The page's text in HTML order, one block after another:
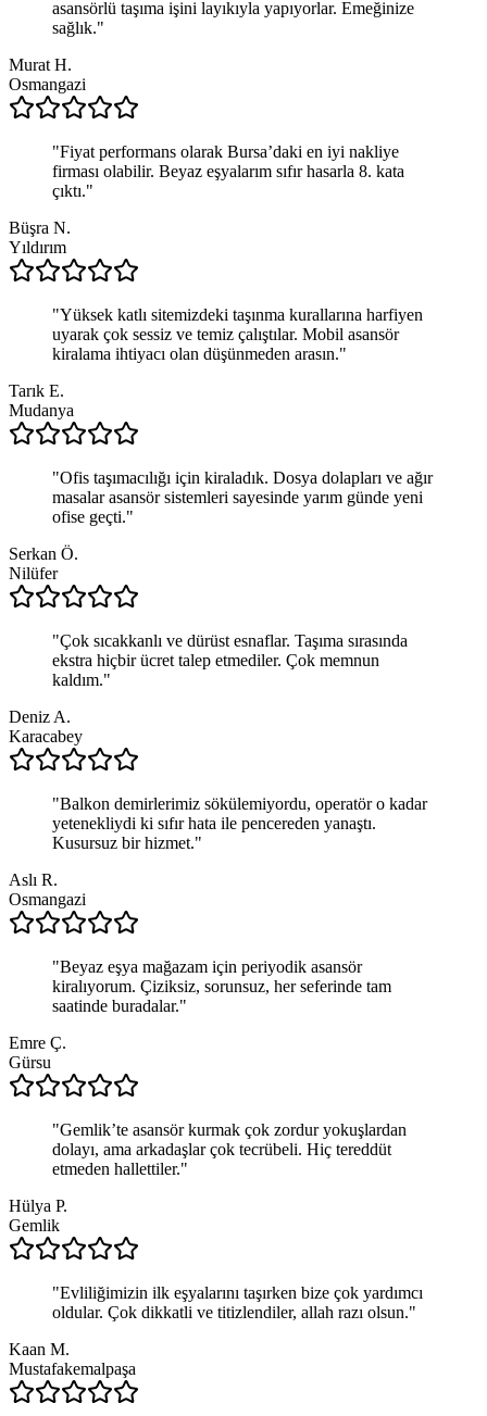
asansörlü taşıma işini layıkıyla yapıyorlar. Emeğinize
sağlık."
Murat H.
Osmangazi
"Fiyat performans olarak Bursa’daki en iyi nakliye
firması olabilir. Beyaz eşyalarım sıfır hasarla 8. kata
çıktı."
Büşra N.
Yıldırım
"Yüksek katlı sitemizdeki taşınma kurallarına harfiyen
uyarak çok sessiz ve temiz çalıştılar. Mobil asansör
kiralama ihtiyacı olan düşünmeden arasın."
Tarık E.
Mudanya
"Ofis taşımacılığı için kiraladık. Dosya dolapları ve ağır
masalar asansör sistemleri sayesinde yarım günde yeni
ofise geçti."
Serkan Ö.
Nilüfer
"Çok sıcakkanlı ve dürüst esnaflar. Taşıma sırasında
ekstra hiçbir ücret talep etmediler. Çok memnun
kaldım."
Deniz A.
Karacabey
"Balkon demirlerimiz sökülemiyordu, operatör o kadar
yetenekliydi ki sıfır hata ile pencereden yanaştı.
Kusursuz bir hizmet."
Aslı R.
Osmangazi
"Beyaz eşya mağazam için periyodik asansör
kiralıyorum. Çiziksiz, sorunsuz, her seferinde tam
saatinde buradalar."
Emre Ç.
Gürsu
"Gemlik’te asansör kurmak çok zordur yokuşlardan
dolayı, ama arkadaşlar çok tecrübeli. Hiç tereddüt
etmeden hallettiler."
Hülya P.
Gemlik
"Evliliğimizin ilk eşyalarını taşırken bize çok yardımcı
oldular. Çok dikkatli ve titizlendiler, allah razı olsun."
Kaan M.
Mustafakemalpaşa